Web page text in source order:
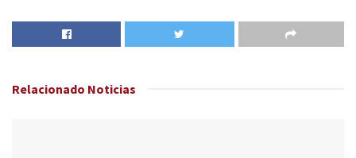
Relacionado Noticias